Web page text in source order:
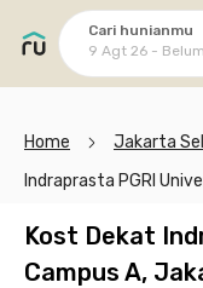
Cari hunianmu
9 Agt 26 -
Home Jakarta
Indraprasta PGRI
Kost Dekat
Campus A,